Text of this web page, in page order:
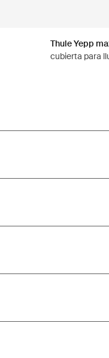
Thule Yepp
cubierta para